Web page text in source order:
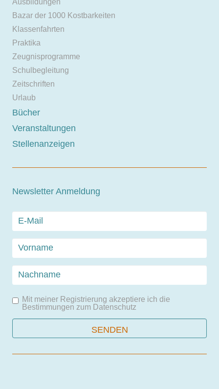
Bazar der 1000 Kostbarkeiten
Klassenfahrten
Praktika
Zeugnisprogramme
Schulbegleitung
Zeitschriften
Urlaub
Bücher
Veranstaltungen
Stellenanzeigen
Newsletter Anmeldung
Mit meiner Registrierung akzeptiere ich die
Bestimmungen zum Datenschutz